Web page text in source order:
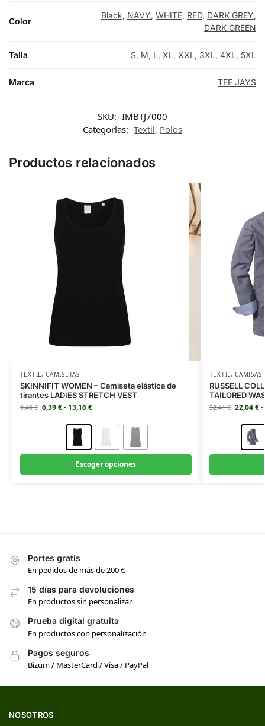
Color
Black, NAVY, WHITE, RED, DARK GREY,
DARK GREEN
Talla S, M, L, XL, XXL, 3XL, 4XL, 5XL
Marca TEE JAYS
SKU: IMBTJ7000
Categorías: Textil, Polos
Productos relacionados
TEXTIL ,CAMISETAS
SKINNIFIT WOMEN – Camiseta elástica de
tirantes LADIES STRETCH VEST
9,40€ 6,39€- 13,16€
Escoger opciones
TEXTIL ,CAMISAS
RUSSELL
TAILORED
32,41€ 22,04€-
Portes gratis
En pedidos de más de 200 €
15 días para devoluciones
En productos sin personalizar
Prueba digital gratuita
En productos con personalización
Pagos seguros
Bizum / MasterCard / Visa / PayPal
NOSOTROS